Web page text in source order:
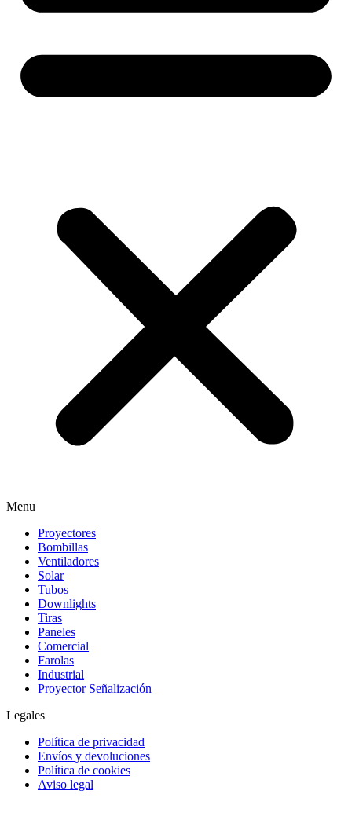
Menu
Proyectores
Bombillas
Ventiladores
Solar
Tubos
Downlights
Tiras
Paneles
Comercial
Farolas
Industrial
Proyector Señalización
Legales
Política de privacidad
Envíos y devoluciones
Política de cookies
Aviso legal